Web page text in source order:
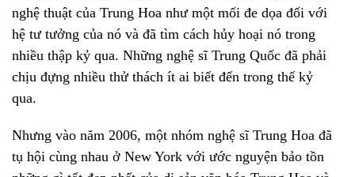
nghệ thuật của Trung Hoa như một mối đe dọa đối với
hệ tư tưởng của nó và đã tìm cách hủy hoại nó trong
nhiều thập kỷ qua. Những nghệ sĩ Trung Quốc đã phải
chịu đựng nhiều thử thách ít ai biết đến trong thế kỷ
qua.
Nhưng vào năm 2006, một nhóm nghệ sĩ Trung Hoa đã
tụ hội cùng nhau ở New York với ước nguyện bảo tồn